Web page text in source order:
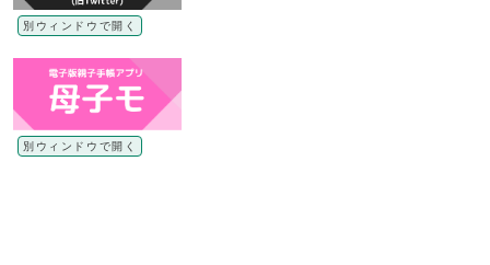
別ウィンドウで開く
別ウィンドウで開く